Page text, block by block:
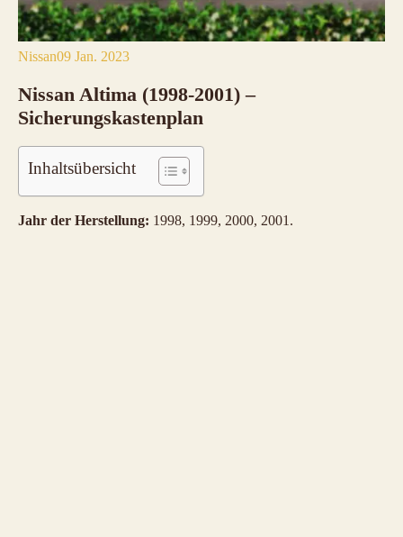
Nissan09 Jan. 2023
Nissan Altima (1998-2001) –
Sicherungskastenplan
Inhaltsübersicht
Jahr der Herstellung: 1998, 1999, 2000, 2001.